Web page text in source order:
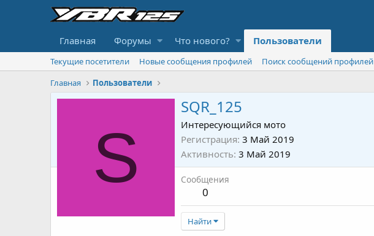
Главная Форумы Что нового? Пользователи
Текущие посетители Новые сообщения профилей
Поиск сообщений профилей
Главная
Пользователи
S
SQR_125
Интересующийся мото
Регистрация 3 Май 2019
Активность 3 Май 2019
Сообщения
0
Найти